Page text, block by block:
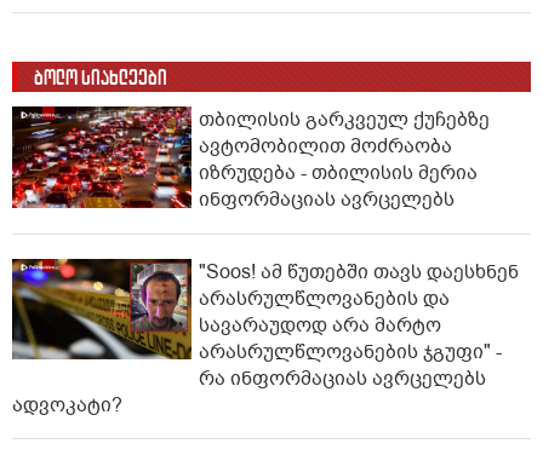
ბოლო სიახლეები
თბილისის გარკვეულ ქუჩებზე
ავტომობილით მოძრაობა
იზრუდება - თბილისის მერია
ინფორმაციას ავრცელებს
"Soos! ამ წუთებში თავს დაესხნენ
არასრულწლოვანების და
სავარაუდოდ არა მარტო
არასრულწლოვანების ჯგუფი" -
რა ინფორმაციას ავრცელებს
ადვოკატი?